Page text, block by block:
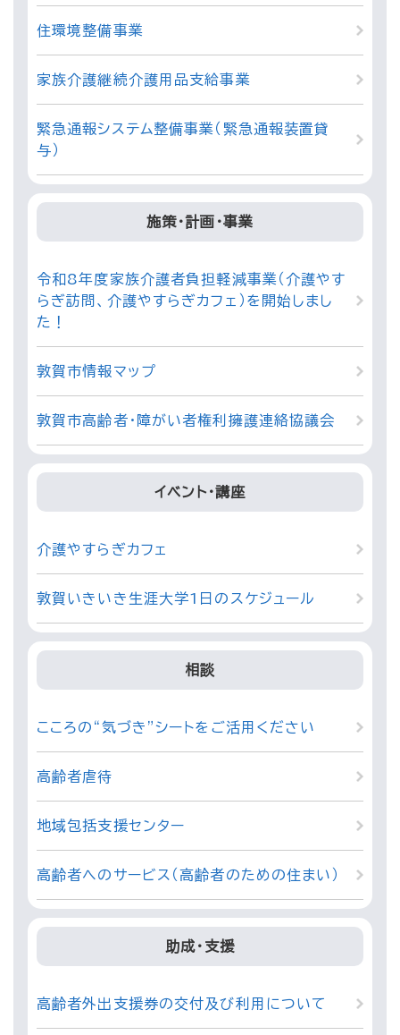
住環境整備事業
家族介護継続介護用品支給事業
緊急通報システム整備事業（緊急通報装置貸
与）
施策・計画・事業
令和8年度家族介護者負担軽減事業（介護やす
らぎ訪問、介護やすらぎカフェ）を開始しまし
た！
敦賀市情報マップ
敦賀市高齢者・障がい者権利擁護連絡協議会
イベント・講座
介護やすらぎカフェ
敦賀いきいき生涯大学1日のスケジュール
相談
こころの“気づき”シートをご活用ください
高齢者虐待
地域包括支援センター
高齢者へのサービス（高齢者のための住まい）
助成・支援
高齢者外出支援券の交付及び利用について